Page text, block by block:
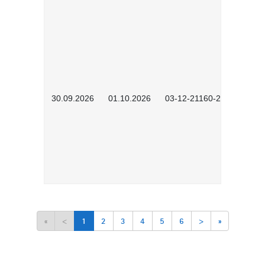
30.09.2026 01.10.2026 03-12-21160-2601
« < 1 2 3 4 5 6 > »